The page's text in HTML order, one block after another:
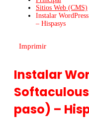
Sitios Web (CMS)
Instalar
– Hispasys
Imprimir
Instalar
paso) –